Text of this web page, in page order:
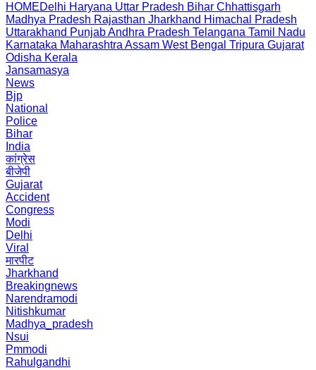
HOMEDelhi Haryana Uttar Pradesh Bihar Chhattisgarh
Madhya Pradesh Rajasthan Jharkhand Himachal Pradesh
Uttarakhand PunjabAndhra Pradesh Telangana Tamil Nadu
Karnataka Maharashtra Assam West Bengal Tripura Gujarat
Odisha Kerala
Jansamasya
News
Bjp
National
Police
Bihar
India
कांग्रेस
बीजेपी
Gujarat
Accident
Congress
Modi
Delhi
Viral
मारपीट
Jharkhand
Breakingnews
Narendramodi
Nitishkumar
Madhya_pradesh
Nsui
Pmmodi
Rahulgandhi